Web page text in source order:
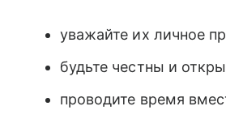
уважайте их личное
будьте честны и
проводите время